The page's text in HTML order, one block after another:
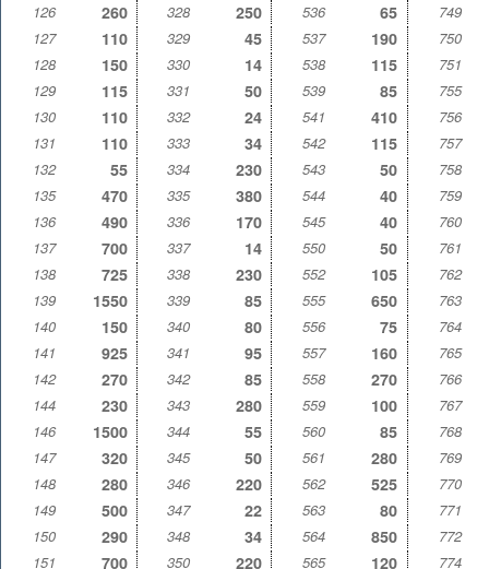
126
260 328 250 536 65
749
127
110 329 45 537 190
750
128
150 330 14 538 115
751
129
115 331 50 539 85
755
130
110 332 24 541 410
756
131
110 333 34 542 115
757
132
55 334 230 543 50
758
135
470 335 380 544 40
759
136
490 336 170 545 40
760
137
700 337 14 550 50
761
138
725 338 230 552 105
762
139
1550 339 85 555 650
763
140
150 340 80 556 75
764
141
925 341 95 557 160
765
142
270 342 85 558 270
766
144
230 343 280 559 100
767
146
1500 344 55 560 85
768
147
320 345 50 561 280
769
148
280 346 220 562 525
770
149
500 347 22 563 80
771
150
290 348 34 564 850
772
151
700 350 220 565 120 774